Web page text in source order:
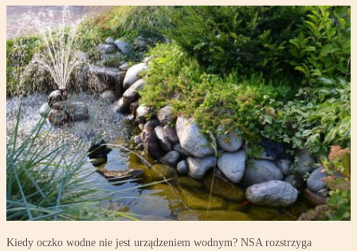
Kiedy oczko wodne nie jest urządzeniem wodnym? NSA rozstrzyga